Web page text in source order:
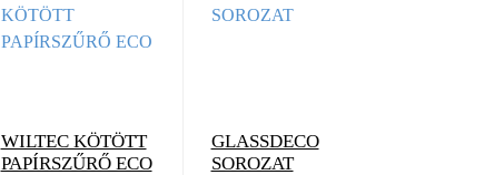
WILTEC KÖTÖTT
PAPÍRSZŰRŐ ECO
GLASSDECO
SOROZAT